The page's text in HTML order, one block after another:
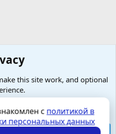
боли, фиброз
this site work, and optional
your preferences
с политикой в
персональных данных